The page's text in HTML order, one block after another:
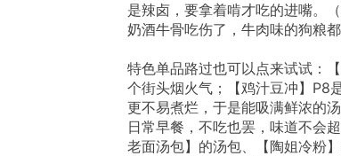
是辣卤，要拿着啃才吃的进嘴。
奶酒牛骨吃伤了，牛肉味的狗粮
特色单品路过也可以点来试试：
个街头烟火气；【鸡汁豆冲】P8
更不易煮烂，于是能吸满鲜浓的
日常早餐，不吃也罢，味道不会
老面汤包】的汤包、【陶姐冷粉